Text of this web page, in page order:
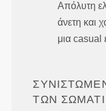
Απόλυτη
άνετη και
μια casual
ΤΩΝ